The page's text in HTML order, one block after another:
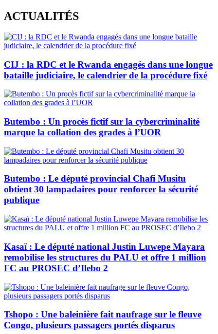
Skip
to
content
ACTUALITÉS
CIJ : la RDC et le Rwanda engagés dans une longue
bataille judiciaire, le calendrier de la procédure fixé
Butembo : Un procès fictif sur la cybercriminalité
marque la collation des grades à l’UOR
Butembo : Le député provincial Chafi Musitu
obtient 30 lampadaires pour renforcer la sécurité
publique
Kasaï : Le député national Justin Luwepe Mayara
remobilise les structures du PALU et offre 1 million
FC au PROSEC d’Ilebo 2
Tshopo : Une baleinière fait naufrage sur le fleuve
Congo, plusieurs passagers portés disparus